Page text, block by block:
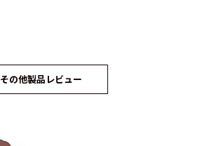
その他製品レビュー